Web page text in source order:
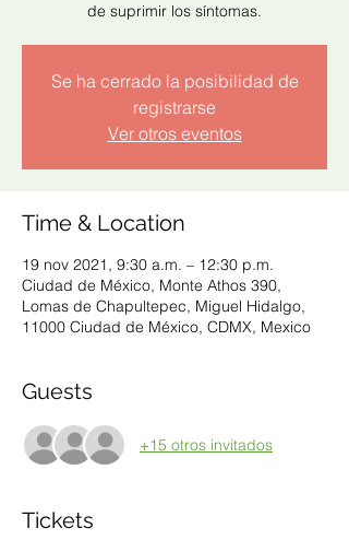
de suprimir los síntomas.
Se ha cerrado la posibilidad de
registrarse
Ver otros eventos
Time & Location
19 nov 2021, 9:30 a.m. – 12:30 p.m.
Ciudad de México, Monte Athos 390,
Lomas de Chapultepec, Miguel Hidalgo,
11000 Ciudad de México, CDMX, Mexico
Guests
+15 otros invitados
Tickets